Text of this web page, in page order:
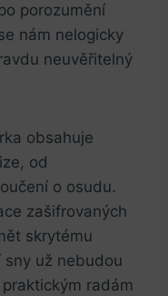
porozumění
⁢nám‌ nelogicky
‌neuvěřitelný
⁤obsahuje
od
o osudu.
‍zašifrovaných
skrytému​
⁤sny už nebudou
radám